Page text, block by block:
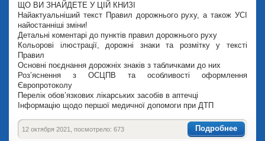
ЩО ВИ ЗНАЙДЕТЕ У ЦІЙ КНИЗІ
Найактуальніший текст Правил дорожнього руху, а також УСІ
найостанніші зміни!
Детальні коментарі до пунктів правил дорожнього руху
Кольорові ілюстрації, дорожні знаки та розмітку у тексті
Правил
Основні поєднання дорожніх знаків з табличками до них
Роз’яснення з ОСЦПВ та особливості оформлення
Європротоколу
Перелік обов’язкових лікарських засобів в аптечці
Інформацію щодо першої медичної допомоги при ДТП
Подробнее
12 октября 2021, посмотрело: 673